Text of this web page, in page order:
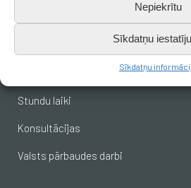
Nepiekrītu
Sīkdatņu
Sīkdatņu
Svarīgākais skolēniem
Stundu laiki
Konsultācijas
Valsts pārbaudes darbi